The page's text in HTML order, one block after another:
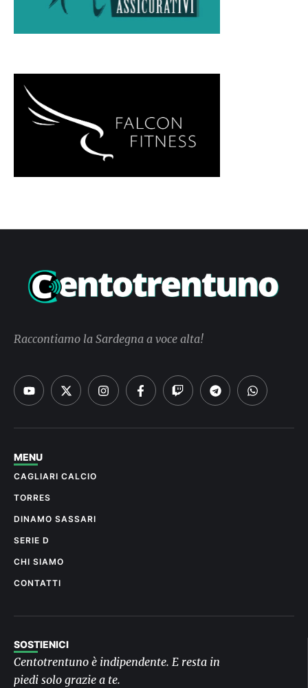
Raccontiamo la Sardegna a voce alta!
MENU
CAGLIARI CALCIO
TORRES
DINAMO SASSARI
SERIE D
CHI SIAMO
CONTATTI
SOSTIENICI
Centotrentuno è indipendente. E resta in
piedi solo grazie a te.